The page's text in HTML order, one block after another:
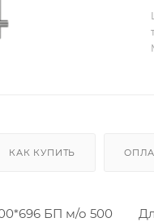
КАК КУПИТЬ
БП м/о 500